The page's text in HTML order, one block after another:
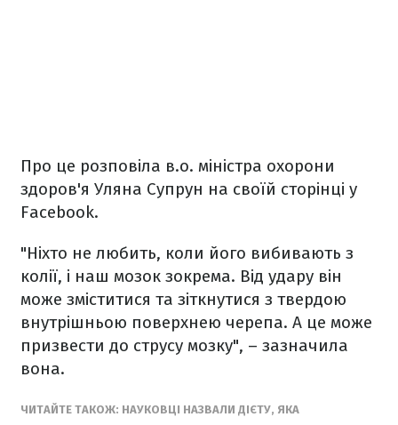
Про це розповіла в.о. міністра охорони
здоров'я Уляна Супрун на своїй сторінці у
Facebook.
"Ніхто не любить, коли його вибивають з
колії, і наш мозок зокрема. Від удару він
може зміститися та зіткнутися з твердою
внутрішньою поверхнею черепа. А це може
призвести до струсу мозку", – зазначила
вона.
ЧИТАЙТЕ ТАКОЖ: НАУКОВЦІ НАЗВАЛИ ДІЄТУ, ЯКА